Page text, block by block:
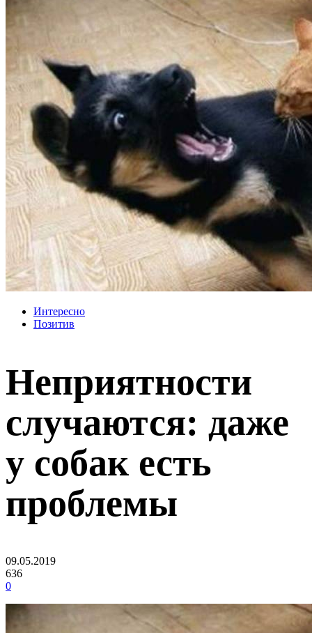
Интересно
Позитив
Неприятности
случаются: даже
у собак есть
проблемы
09.05.2019
636
0